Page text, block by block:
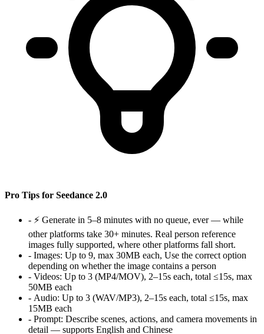
Pro Tips for Seedance 2.0
- ⚡ Generate in 5–8 minutes with no queue, ever — while
other platforms take 30+ minutes. Real person reference
images fully supported, where other platforms fall short.
- Images: Up to 9, max 30MB each, Use the correct option
depending on whether the image contains a person
- Videos: Up to 3 (MP4/MOV), 2–15s each, total ≤15s, max
50MB each
- Audio: Up to 3 (WAV/MP3), 2–15s each, total ≤15s, max
15MB each
- Prompt: Describe scenes, actions, and camera movements in
detail — supports English and Chinese